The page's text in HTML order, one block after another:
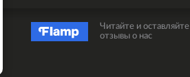
Читайте и оставляйте
отзывы о нас